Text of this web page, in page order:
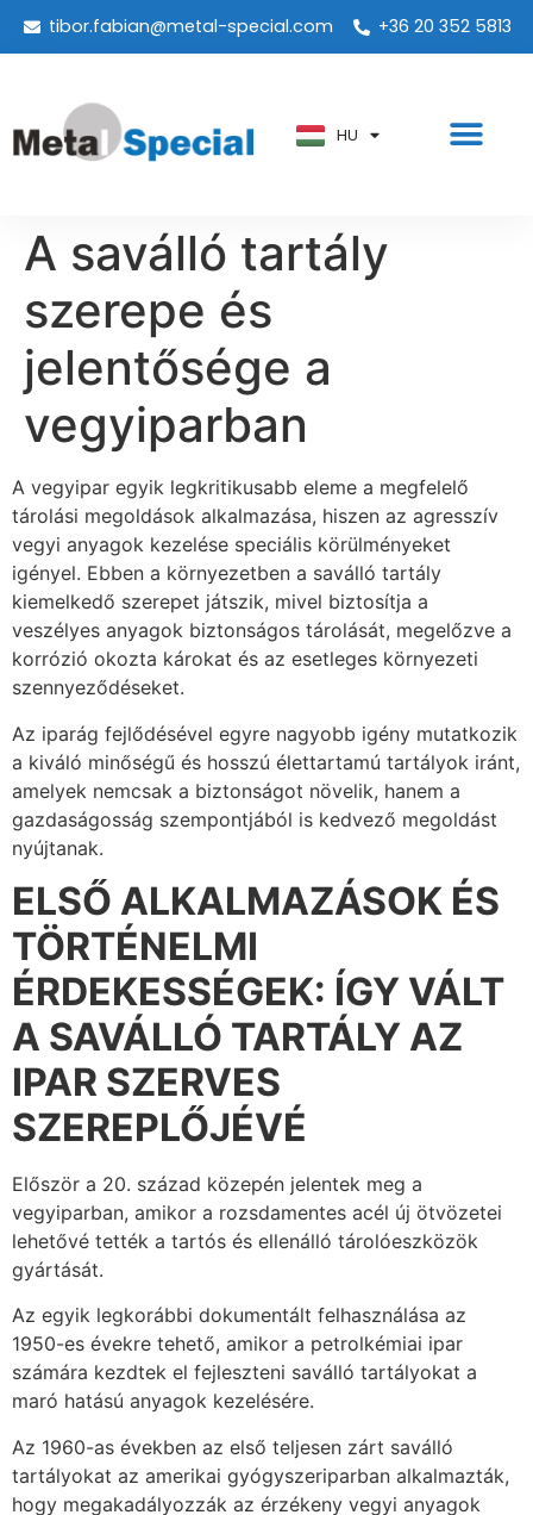
tibor.fabian@metal-special.com +36 20 352 5813
HU
PT
AR
A saválló tartály
szerepe és
jelentősége a
vegyiparban
A vegyipar egyik legkritikusabb eleme a megfelelő
tárolási megoldások alkalmazása, hiszen az agresszív
vegyi anyagok kezelése speciális körülményeket
igényel. Ebben a környezetben a saválló tartály
kiemelkedő szerepet játszik, mivel biztosítja a
veszélyes anyagok biztonságos tárolását, megelőzve a
korrózió okozta károkat és az esetleges környezeti
szennyeződéseket.
Az iparág fejlődésével egyre nagyobb igény mutatkozik
a kiváló minőségű és hosszú élettartamú tartályok iránt,
amelyek nemcsak a biztonságot növelik, hanem a
gazdaságosság szempontjából is kedvező megoldást
nyújtanak.
ELSŐ ALKALMAZÁSOK ÉS
TÖRTÉNELMI
ÉRDEKESSÉGEK: ÍGY VÁLT
A SAVÁLLÓ TARTÁLY AZ
IPAR SZERVES
SZEREPLŐJÉVÉ
Először a 20. század közepén jelentek meg a
vegyiparban, amikor a rozsdamentes acél új ötvözetei
lehetővé tették a tartós és ellenálló tárolóeszközök
gyártását.
Az egyik legkorábbi dokumentált felhasználása az
1950-es évekre tehető, amikor a petrolkémiai ipar
számára kezdtek el fejleszteni saválló tartályokat a
maró hatású anyagok kezelésére.
Az 1960-as években az első teljesen zárt saválló
tartályokat az amerikai gyógyszeriparban alkalmazták,
hogy megakadályozzák az érzékeny vegyi anyagok